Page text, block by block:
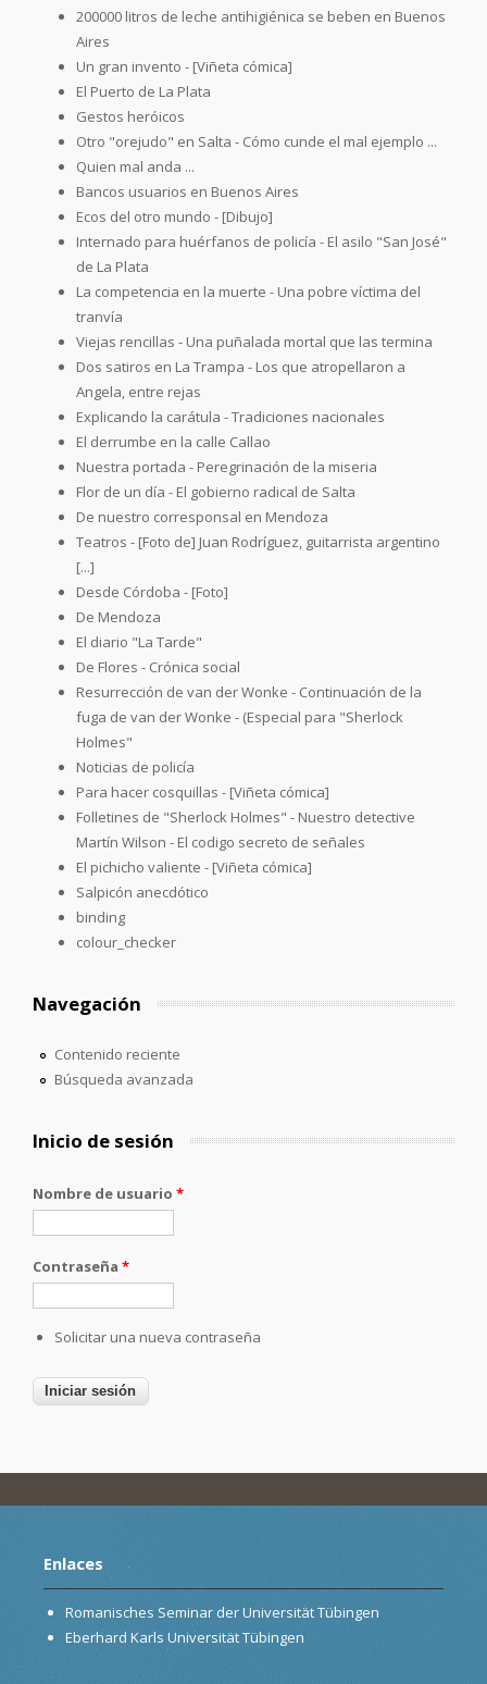
200000 litros de leche antihigiénica se beben en Buenos
Aires
Un gran invento - [Viñeta cómica]
El Puerto de La Plata
Gestos heróicos
Otro "orejudo" en Salta - Cómo cunde el mal ejemplo ...
Quien mal anda ...
Bancos usuarios en Buenos Aires
Ecos del otro mundo - [Dibujo]
Internado para huérfanos de policía - El asilo "San José"
de La Plata
La competencia en la muerte - Una pobre víctima del
tranvía
Viejas rencillas - Una puñalada mortal que las termina
Dos satiros en La Trampa - Los que atropellaron a
Angela, entre rejas
Explicando la carátula - Tradiciones nacionales
El derrumbe en la calle Callao
Nuestra portada - Peregrinación de la miseria
Flor de un día - El gobierno radical de Salta
De nuestro corresponsal en Mendoza
Teatros - [Foto de] Juan Rodríguez, guitarrista argentino
[...]
Desde Córdoba - [Foto]
De Mendoza
El diario "La Tarde"
De Flores - Crónica social
Resurrección de van der Wonke - Continuación de la
fuga de van der Wonke - (Especial para "Sherlock
Holmes"
Noticias de policía
Para hacer cosquillas - [Viñeta cómica]
Folletines de "Sherlock Holmes" - Nuestro detective
Martín Wilson - El codigo secreto de señales
El pichicho valiente - [Viñeta cómica]
Salpicón anecdótico
binding
colour_checker
Navegación
Contenido reciente
Búsqueda avanzada
Inicio de sesión
Nombre de usuario *
Contraseña *
Solicitar una nueva contraseña
Enlaces
Romanisches Seminar der Universität Tübingen
Eberhard Karls Universität Tübingen